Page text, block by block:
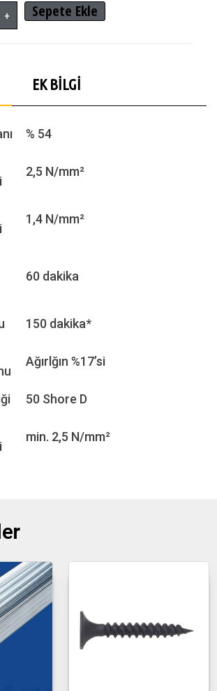
+ Sepete Ekle
EK BILGI
% 54
2,5 N/mm²
1,4 N/mm²
60 dakika
150 dakika*
Ağırlğın %17’si
50 Shore D
min. 2,5 N/mm²